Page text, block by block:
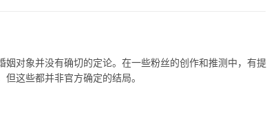
姻对象并没有确切的定论。在一些粉丝的创作和推测中，有提
这些都并非官方确定的结局。